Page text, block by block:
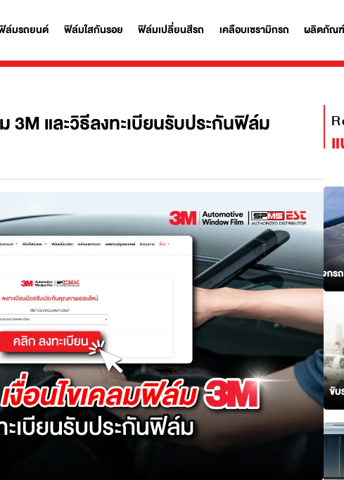
า ฟิล์มรถยนต์ ฟิล์มใสกันรอย ฟิล์มเปลี่ยนสีรถ เคลือบเซรามิ
ล์ม 3M และวิธีลงทะเบียนรับประกันฟิล์ม